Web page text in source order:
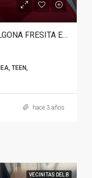
ANDREA – UNIVERSITARIA NALGONA FRESITA EN MONTERREY
TEEN,
hace 3 años
VECINITAS DEL B